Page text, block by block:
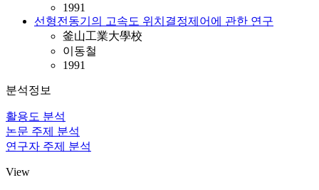
1991
선형전동기의 고속도 위치결정제어에 관한 연구
釜山工業大學校
이동철
1991
분석정보
활용도 분석
논문 주제 분석
연구자 주제 분석
View